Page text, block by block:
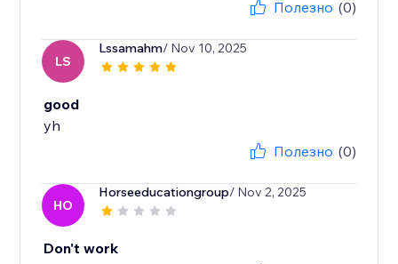
Полезно (0)
LS
Lssamahm/ Nov 10, 2025
good
yh
Полезно (0)
HO
Horseeducationgroup/ Nov 2, 2025
Don't work